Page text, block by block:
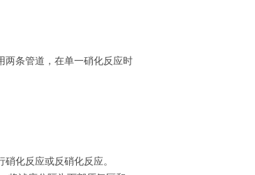
两条管道，在单一硝化反应时
化反应或反硝化反应。